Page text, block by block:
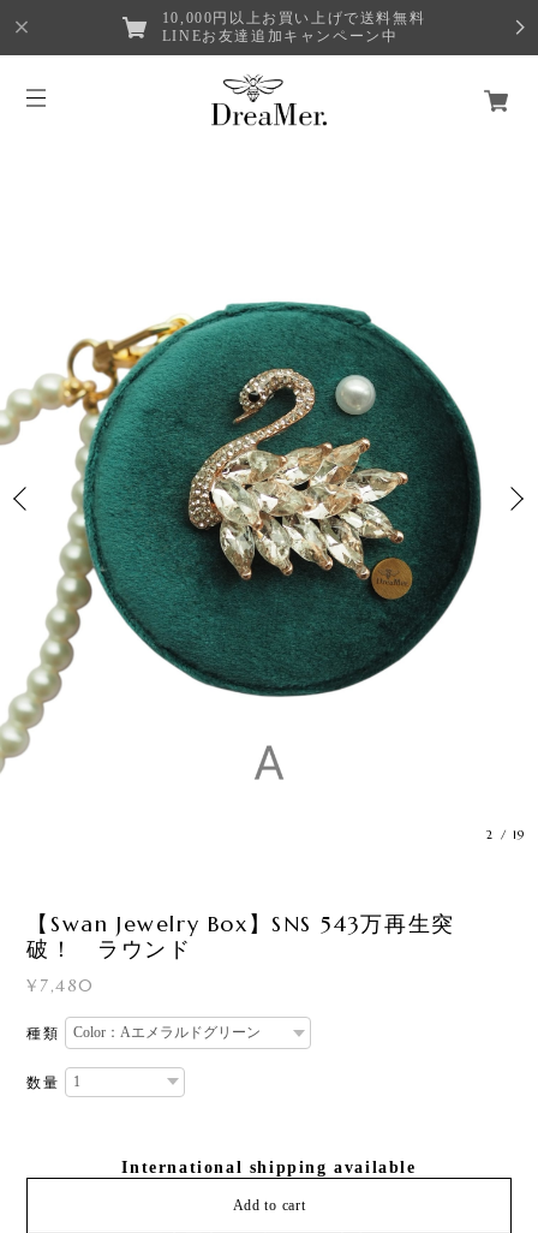
10,000円以上お買い上げで送料無料
LINEお友達追加キャンペーン中
3 / 19
【Swan Jewelry Box】SNS 543万再生突
破！ ラウンド
¥7,480
種類
数量
International shipping available
Add to cart